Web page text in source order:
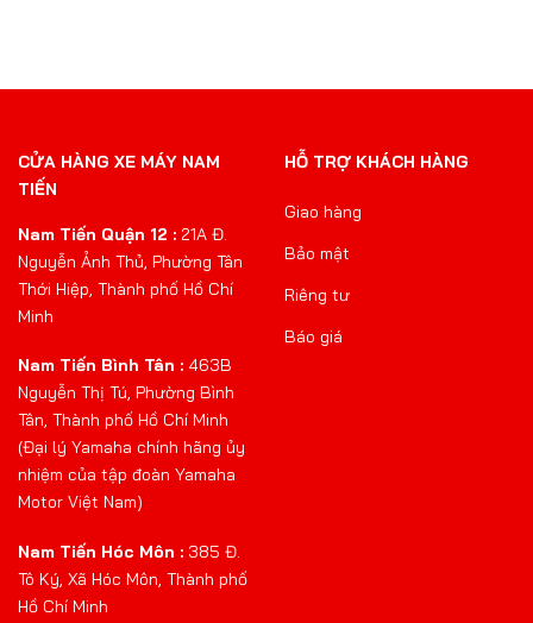
CỬA HÀNG XE MÁY NAM
TIẾN
Nam Tiến Quận 12 : 21A Đ.
Nguyễn Ảnh Thủ, Phường Tân
Thới Hiệp, Thành phố Hồ Chí
Minh
Nam Tiến Bình Tân : 463B
Nguyễn Thị Tú, Phường Bình
Tân, Thành phố Hồ Chí Minh
(Đại lý Yamaha chính hãng ủy
nhiệm của tập đoàn Yamaha
Motor Việt Nam)
Nam Tiến Hóc Môn : 385 Đ.
Tô Ký, Xã Hóc Môn, Thành phố
Hồ Chí Minh
HỖ TRỢ KHÁCH HÀNG
Giao hàng
Bảo mật
Riêng tư
Báo giá